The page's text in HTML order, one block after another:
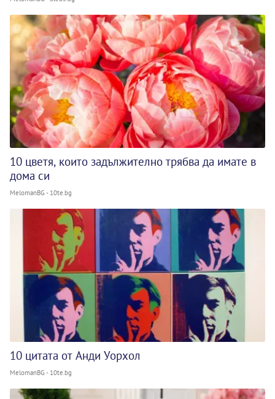
10 цветя, които задължително трябва да имате в
дома си
MelomanBG - 10te.bg
10 цитата от Анди Уорхол
MelomanBG - 10te.bg